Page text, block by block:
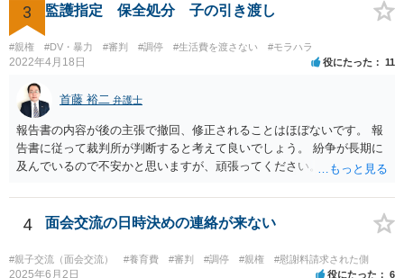
依頼されると、相手方の住民票を取得することができます。 請求する
慰謝料の額含め、一度弁護士にご相談されると良いと思います。
3 監護指定 保全処分 子の引き渡し
#親権 #DV・暴力 #審判 #調停 #生活費を渡さない #モラハラ
2022年4月18日 役にたった 11
首藤 裕二 弁護士
報告書の内容が後の主張で撤回、修正されることはほぼないです。 報
告書に従って裁判所が判断すると考えて良いでしょう。 紛争が長期に
及んでいるので不安かと思いますが、頑張ってください。
4 面会交流の日時決めの連絡が来ない
#親子交流（面会交流） #養育費 #審判 #調停 #親権 #慰謝料請求された側
2025年6月2日 役にたった 6